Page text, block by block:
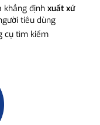
định xuất xứ
tiêu dùng
cụ tìm kiếm